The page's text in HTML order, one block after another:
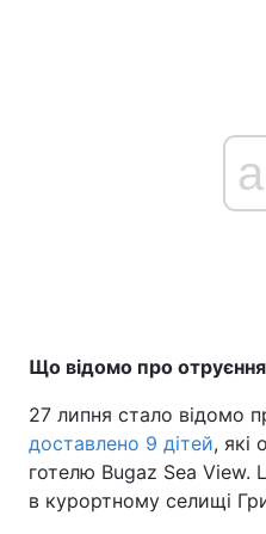
Що відомо про отруєння
27 липня стало відомо
доставлено 9 дітей, які
готелю Bugaz Sea View.
в курортному селищі